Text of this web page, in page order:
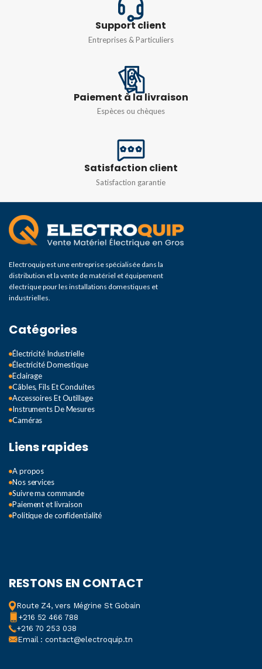
Support client
Entreprises & Particuliers
Paiement à la livraison
Espèces ou chèques
Satisfaction client
Satisfaction garantie
Electroquip est une entreprise spécialisée dans la
distribution et la vente de matériel et équipement
électrique pour les installations domestiques et
industrielles.
Catégories
Électricité Industrielle
Électricité Domestique
Eclairage
Câbles, Fils Et Conduites
Accessoires Et Outillage
Instruments De Mesures
Caméras
Liens rapides
A propos
Nos services
Suivre ma commande
Paiement et livraison
Politique de confidentialité
RESTONS EN CONTACT
Route Z4, vers Mégrine St Gobain
+216 52 466 788
+216 70 253 038
Email : contact@electroquip.tn